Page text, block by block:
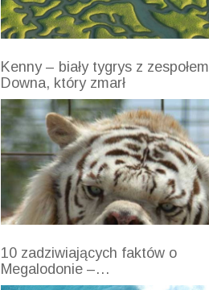
Kenny – biały tygrys z zespołem
Downa, który zmarł
10 zadziwiających faktów o
Megalodonie –…